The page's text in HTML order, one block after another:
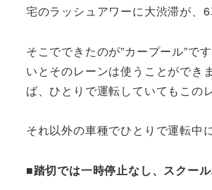
宅のラッシュアワーに大渋滞が、
そこでできたのが”カープール”で
いとそのレーンは使うことができ
ば、ひとりで運転していてもこの
それ以外の車種でひとりで運転中
■踏切では一時停止なし、スクー